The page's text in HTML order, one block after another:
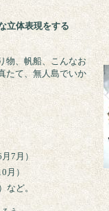
立体表現をする
物、帆船、こんなお
たて、無人島でいか
7月）
月）
など。